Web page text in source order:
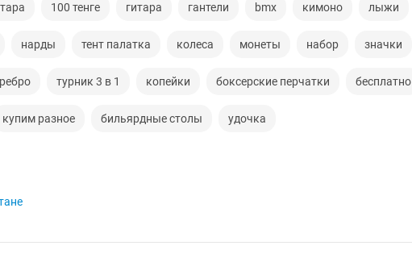
100 тенге гитара гантели bmx кимоно лыжи
нарды тент палатка колеса монеты набор значки
турник 3 в 1 копейки боксерские перчатки бесплатно
купим разное бильярдные столы удочка